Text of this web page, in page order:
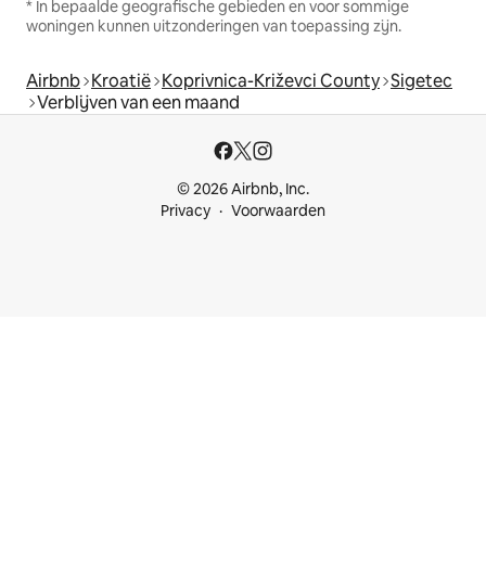
* In bepaalde geografische gebieden en voor sommige
woningen kunnen uitzonderingen van toepassing zijn.
Airbnb Kroatië Koprivnica-Križevci County Sigetec
Verblijven van een maand
© 2026 Airbnb, Inc.
Privacy
Voorwaarden